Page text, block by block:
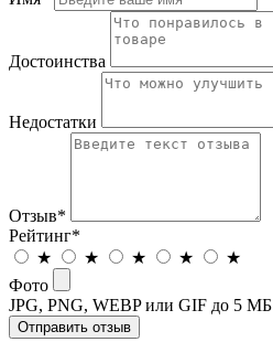
Достоинства
Недостатки
Отзыв*
Рейтинг*
★
★ ★ ★
★
Фото
JPG, PNG, WEBP или GIF до 5 МБ
Отправить отзыв